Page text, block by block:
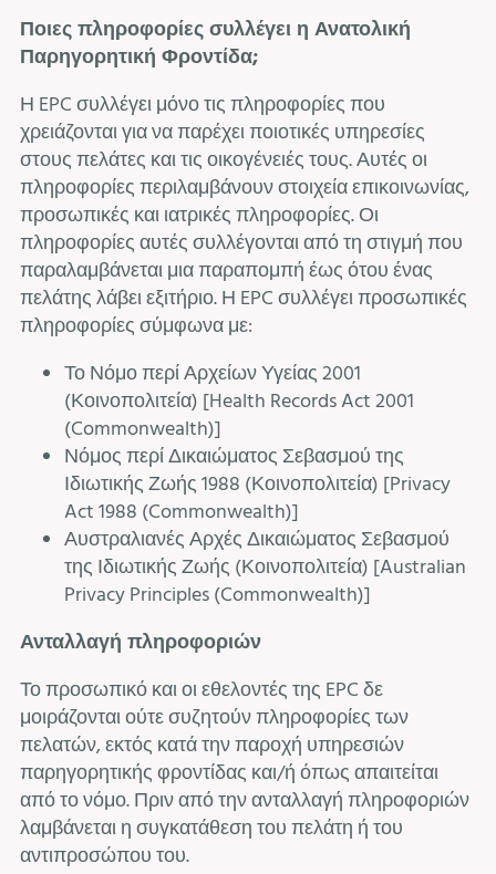
Ποιες πληροφορίες συλλέγει η Ανατολική
Παρηγορητική Φροντίδα;
Η EPC συλλέγει μόνο τις πληροφορίες που
χρειάζονται για να παρέχει ποιοτικές υπηρεσίες
στους πελάτες και τις οικογένειές τους. Αυτές οι
πληροφορίες περιλαμβάνουν στοιχεία επικοινωνίας,
προσωπικές και ιατρικές πληροφορίες. Οι
πληροφορίες αυτές συλλέγονται από τη στιγμή που
παραλαμβάνεται μια παραπομπή έως ότου ένας
πελάτης λάβει εξιτήριο. Η EPC συλλέγει προσωπικές
πληροφορίες σύμφωνα με:
Το Νόμο περί Αρχείων Υγείας 2001
(Κοινοπολιτεία) [Health Records Act 2001
(Commonwealth)]
Νόμος περί Δικαιώματος Σεβασμού της
Ιδιωτικής Ζωής 1988 (Κοινοπολιτεία) [Privacy
Act 1988 (Commonwealth)]
Αυστραλιανές Αρχές Δικαιώματος Σεβασμού
της Ιδιωτικής Ζωής (Κοινοπολιτεία) [Australian
Privacy Principles (Commonwealth)]
Ανταλλαγή πληροφοριών
Το προσωπικό και οι εθελοντές της EPC δε
μοιράζονται ούτε συζητούν πληροφορίες των
πελατών, εκτός κατά την παροχή υπηρεσιών
παρηγορητικής φροντίδας και/ή όπως απαιτείται
από το νόμο. Πριν από την ανταλλαγή πληροφοριών
λαμβάνεται η συγκατάθεση του πελάτη ή του
αντιπροσώπου του.